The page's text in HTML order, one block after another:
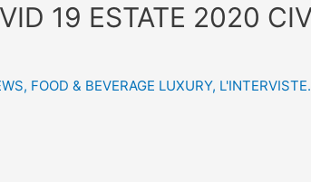
19 ESTATE 2020
, FOOD & BEVERAGE LUXURY,